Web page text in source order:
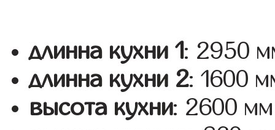
длинна кухни 1: 2950
длинна кухни 2: 1600
высота кухни: 2600 мм